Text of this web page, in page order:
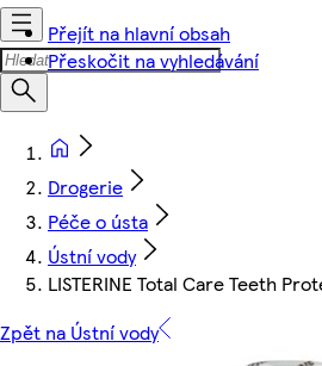
Přejít na hlavní obsah
Přeskočit na vyhledávání
Drogerie
Péče o ústa
Ústní vody
LISTERINE Total Care Teeth
Zpět na Ústní vody